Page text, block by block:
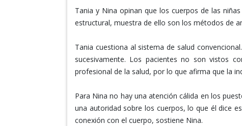
Tania y Nina opinan que los cuerpos de las
estructural, muestra de ello son los métodos de
Tania cuestiona al sistema de salud
sucesivamente. Los pacientes no son vistos
profesional de la salud, por lo que afirma que la
Para Nina no hay una atención cálida en los
una autoridad sobre los cuerpos, lo que él dice
conexión con el cuerpo, sostiene Nina.